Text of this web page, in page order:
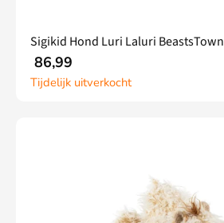
Sigikid Hond Luri Laluri BeastsTown
86,99
Tijdelijk uitverkocht